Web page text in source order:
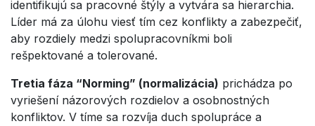
identifikujú sa pracovné štýly a vytvára sa hierarchia.
Líder má za úlohu viesť tím cez konflikty a zabezpečiť,
aby rozdiely medzi spolupracovníkmi boli
rešpektované a tolerované.
Tretia fáza “Norming” (normalizácia) prichádza po
vyriešení názorových rozdielov a osobnostných
konfliktov. V tíme sa rozvíja duch spolupráce a